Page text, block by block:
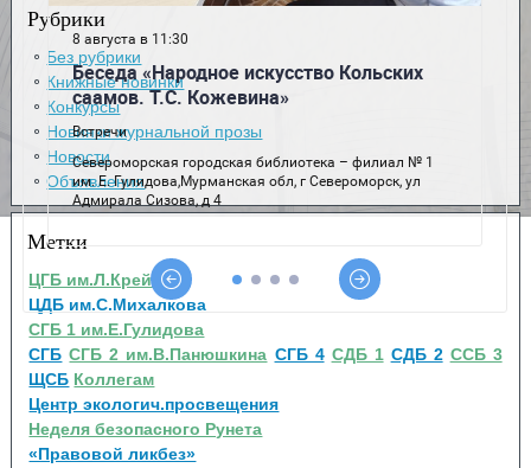
Рубрики
Без рубрики
Книжные новинки
Конкурсы
Новинки журнальной прозы
Новости
Объявления
Метки
ЦГБ им.Л.Крейна
ЦДБ им.С.Михалкова
СГБ 1 им.Е.Гулидова
СГБ СГБ 2 им.В.Панюшкина СГБ 4 СДБ 1 СДБ 2 ССБ 3
ЩСБ Коллегам
Центр экологич.просвещения
Неделя безопасного Рунета
«Правовой ликбез»